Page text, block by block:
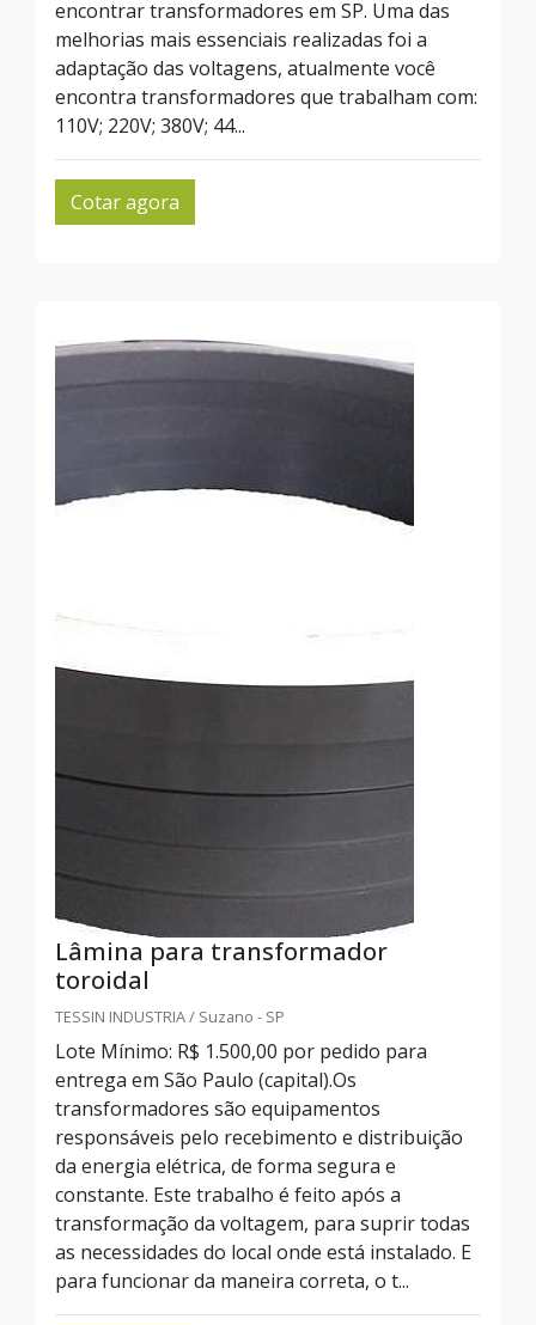
encontrar transformadores em SP. Uma das
melhorias mais essenciais realizadas foi a
adaptação das voltagens, atualmente você
encontra transformadores que trabalham com:
110V; 220V; 380V; 44...
Cotar agora
Lâmina para transformador
toroidal
TESSIN INDUSTRIA / Suzano - SP
Lote Mínimo: R$ 1.500,00 por pedido para
entrega em São Paulo (capital).Os
transformadores são equipamentos
responsáveis pelo recebimento e distribuição
da energia elétrica, de forma segura e
constante. Este trabalho é feito após a
transformação da voltagem, para suprir todas
as necessidades do local onde está instalado. E
para funcionar da maneira correta, o t...